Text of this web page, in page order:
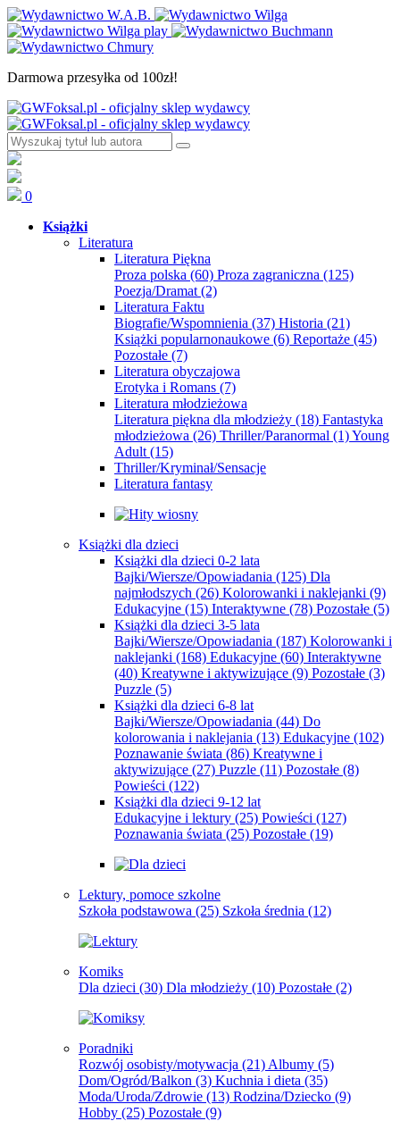
Darmowa przesyłka od 100zł!
0
Książki
Literatura
Literatura Piękna
Proza polska (60) Proza zagraniczna (125)
Poezja/Dramat (2)
Literatura Faktu
Biografie/Wspomnienia (37) Historia (21)
Książki popularnonaukowe (6) Reportaże (45)
Pozostałe (7)
Literatura obyczajowa
Erotyka i Romans (7)
Literatura młodzieżowa
Literatura piękna dla młodzieży (18) Fantastyka
młodzieżowa (26) Thriller/Paranormal (1)Young
Adult (15)
Thriller/Kryminał/Sensacje
Literatura fantasy
Książki dla dzieci
Książki dla dzieci 0-2 lata
Bajki/Wiersze/Opowiadania (125) Dla
najmłodszych (26) Kolorowanki i naklejanki (9)
Edukacyjne (15) Interaktywne (78) Pozostałe (5)
Książki dla dzieci 3-5 lata
Bajki/Wiersze/Opowiadania (187) Kolorowanki i
naklejanki (168) Edukacyjne (60) Interaktywne
(40) Kreatywne i aktywizujące (9) Pozostałe (3)
Puzzle (5)
Książki dla dzieci 6-8 lat
Bajki/Wiersze/Opowiadania (44) Do
kolorowania i naklejania (13) Edukacyjne (102)
Poznawanie świata (86) Kreatywne i
aktywizujące (27) Puzzle (11) Pozostałe (8)
Powieści (122)
Książki dla dzieci 9-12 lat
Edukacyjne i lektury (25) Powieści (127)
Poznawania świata (25) Pozostałe (19)
Lektury, pomoce szkolne
Szkoła podstawowa (25) Szkoła średnia (12)
Komiks
Dla dzieci (30) Dla młodzieży (10) Pozostałe (2)
Poradniki
Rozwój osobisty/motywacja (21) Albumy (5)
Dom/Ogród/Balkon (3) Kuchnia i dieta (35)
Moda/Uroda/Zdrowie (13) Rodzina/Dziecko (9)
Hobby (25) Pozostałe (9)